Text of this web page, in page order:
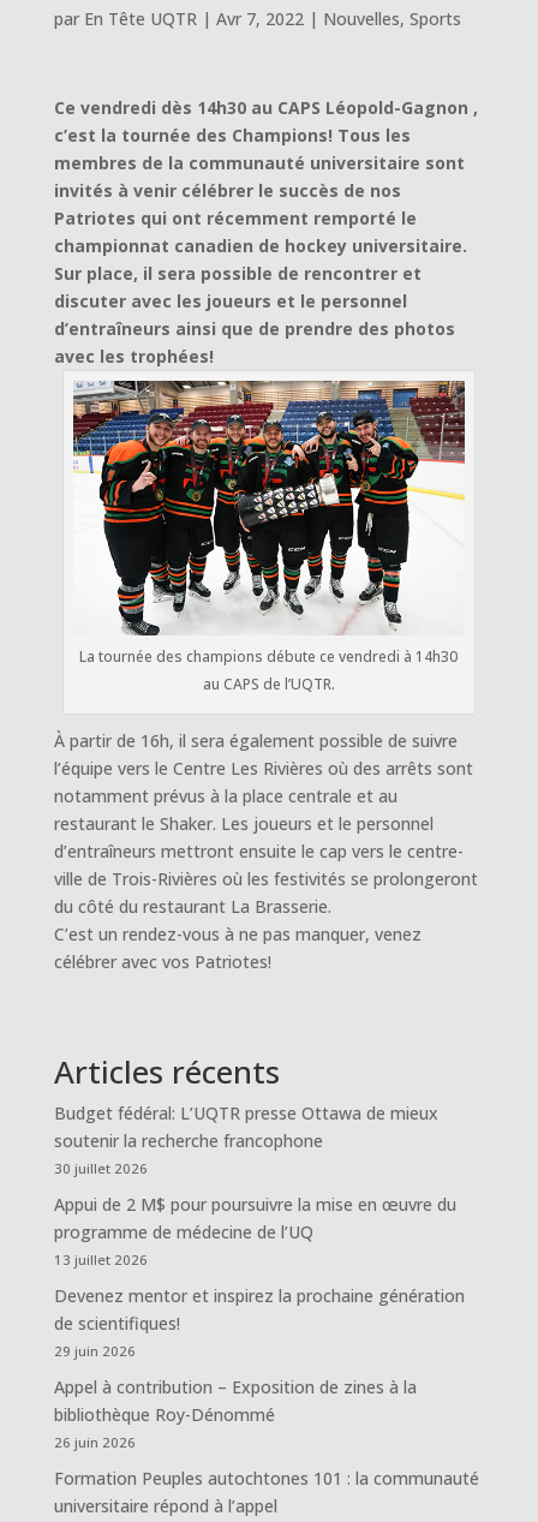
par En Tête UQTR| Avr 7, 2022| Nouvelles, Sports
Ce vendredi dès 14h30 au CAPS Léopold-Gagnon ,
c’est la tournée des Champions! Tous les
membres de la communauté universitaire sont
invités à venir célébrer le succès de nos
Patriotes qui ont récemment remporté le
championnat canadien de hockey universitaire.
Sur place, il sera possible de rencontrer et
discuter avec les joueurs et le personnel
d’entraîneurs ainsi que de prendre des photos
avec les trophées!
La tournée des champions débute ce vendredi à 14h30
au CAPS de l’UQTR.
À partir de 16h, il sera également possible de suivre
l’équipe vers le Centre Les Rivières où des arrêts sont
notamment prévus à la place centrale et au
restaurant le Shaker. Les joueurs et le personnel
d’entraîneurs mettront ensuite le cap vers le centre-
ville de Trois-Rivières où les festivités se prolongeront
du côté du restaurant La Brasserie.
C’est un rendez-vous à ne pas manquer, venez
célébrer avec vos Patriotes!
Articles récents
Budget fédéral: L’UQTR presse Ottawa de mieux
soutenir la recherche francophone
30 juillet 2026
Appui de 2 M$ pour poursuivre la mise en œuvre du
programme de médecine de l’UQ
13 juillet 2026
Devenez mentor et inspirez la prochaine génération
de scientifiques!
29 juin 2026
Appel à contribution – Exposition de zines à la
bibliothèque Roy-Dénommé
26 juin 2026
Formation Peuples autochtones 101 : la communauté
universitaire répond à l’appel